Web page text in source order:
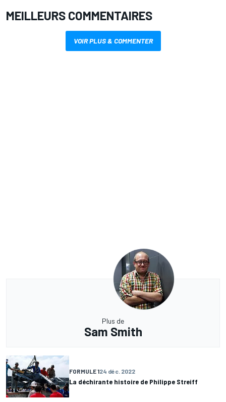
MEILLEURS COMMENTAIRES
VOIR PLUS & COMMENTER
Plus de
Sam Smith
FORMULE 124 déc. 2022
La déchirante histoire de Philippe Streiff